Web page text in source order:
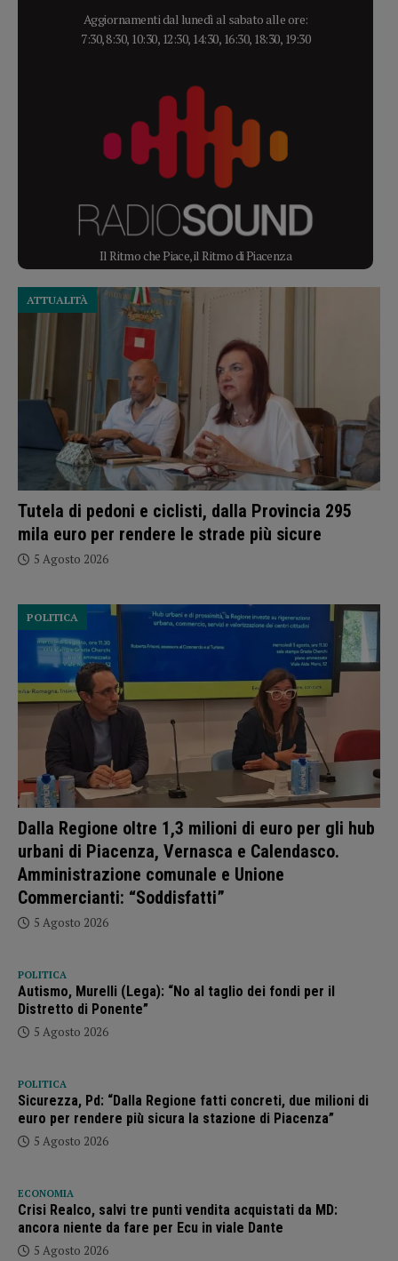
Aggiornamenti dal lunedì al sabato alle ore:
7:30, 8:30, 10:30, 12:30, 14:30, 16:30, 18:30, 19:30
Il Ritmo che Piace, il Ritmo di Piacenza
Tutela di pedoni e ciclisti, dalla Provincia 295
mila euro per rendere le strade più sicure
ATTUALITÀ
5 Agosto 2026
Dalla Regione oltre 1,3 milioni di euro per gli hub
urbani di Piacenza, Vernasca e Calendasco.
Amministrazione comunale e Unione
Commercianti: “Soddisfatti”
POLITICA
5 Agosto 2026
POLITICA
Autismo, Murelli (Lega): “No al taglio dei fondi per il
Distretto di Ponente”
5 Agosto 2026
POLITICA
Sicurezza, Pd: “Dalla Regione fatti concreti, due milioni di
euro per rendere più sicura la stazione di Piacenza”
5 Agosto 2026
ECONOMIA
Crisi Realco, salvi tre punti vendita acquistati da MD:
ancora niente da fare per Ecu in viale Dante
5 Agosto 2026